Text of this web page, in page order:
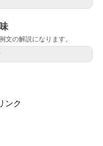
文の解説になります。
ンク